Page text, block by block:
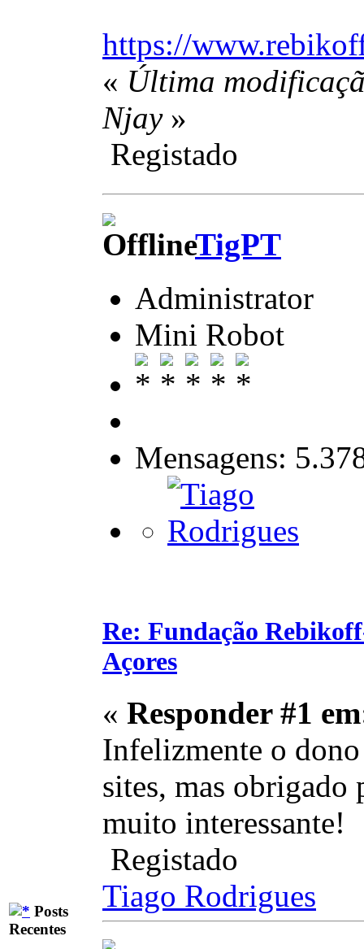
Posts
Recentes
https://
« Última
Njay»
Registado
TigPT
Administrator
Mini Robot
Mensagens:
Re: Fundação
Açores
« Responder #1
Infelizmente o
sites, mas obrigado
muito interessante!
Registado
Tiago Rodrigues